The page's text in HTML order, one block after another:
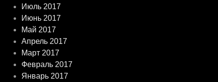
Июль 2017
Июнь 2017
Май 2017
Апрель 2017
Март 2017
Февраль 2017
Январь 2017